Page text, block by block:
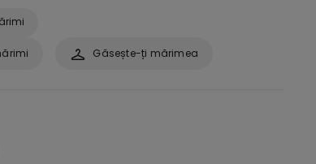
Găsește-ți mărimea